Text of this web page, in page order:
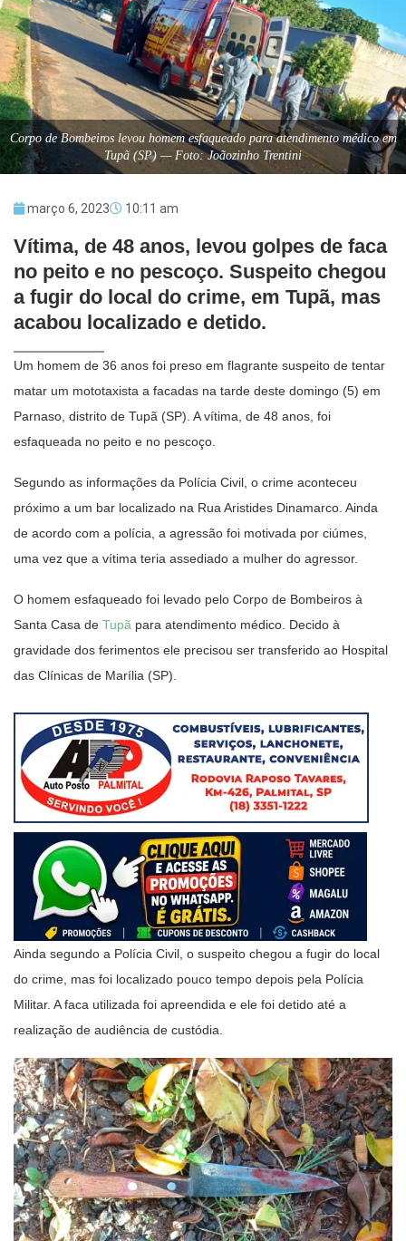
Corpo de Bombeiros levou homem esfaqueado para atendimento médico em
Tupã (SP) — Foto: Joãozinho Trentini
março 6, 2023 10:11 am
Vítima, de 48 anos, levou golpes de faca
no peito e no pescoço. Suspeito chegou
a fugir do local do crime, em Tupã, mas
acabou localizado e detido.
Um homem de 36 anos foi preso em flagrante suspeito de tentar
matar um mototaxista a facadas na tarde deste domingo (5) em
Parnaso, distrito de Tupã (SP). A vítima, de 48 anos, foi
esfaqueada no peito e no pescoço.
Segundo as informações da Polícia Civil, o crime aconteceu
próximo a um bar localizado na Rua Aristides Dinamarco. Ainda
de acordo com a polícia, a agressão foi motivada por ciúmes,
uma vez que a vítima teria assediado a mulher do agressor.
O homem esfaqueado foi levado pelo Corpo de Bombeiros à
Santa Casa de Tupã para atendimento médico. Decido à
gravidade dos ferimentos ele precisou ser transferido ao Hospital
das Clínicas de Marília (SP).
Ainda segundo a Polícia Civil, o suspeito chegou a fugir do local
do crime, mas foi localizado pouco tempo depois pela Polícia
Militar. A faca utilizada foi apreendida e ele foi detido até a
realização de audiência de custódia.